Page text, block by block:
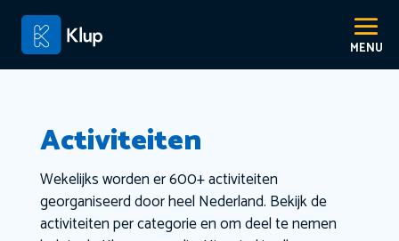
Activiteiten
Wekelijks worden er 600+ activiteiten
georganiseerd door heel Nederland. Bekijk de
activiteiten per categorie en om deel te nemen